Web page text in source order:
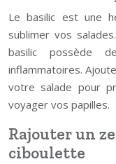
Le basilic est une
sublimer vos
basilic possède
inflammatoires.
votre salade pour
voyager vos papilles.
Rajouter un
ciboulette